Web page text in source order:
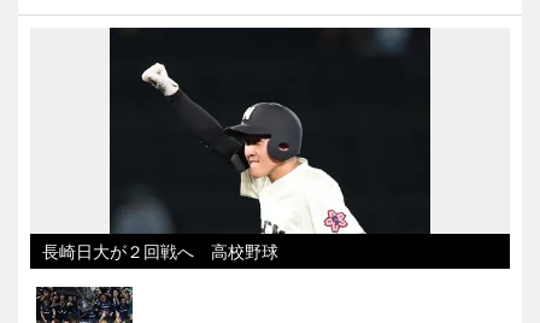
長崎日大が２回戦へ 高校野球